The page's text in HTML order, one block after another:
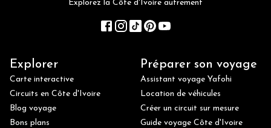
Explorez la Côte d'Ivoire autrement
Explorer
Carte interactive
Circuits en Côte d'Ivoire
Blog voyage
Bons plans
Préparer son voyage
Assistant voyage Yafohi
Location de véhicules
Créer un circuit sur mesure
Guide voyage Côte d'Ivoire